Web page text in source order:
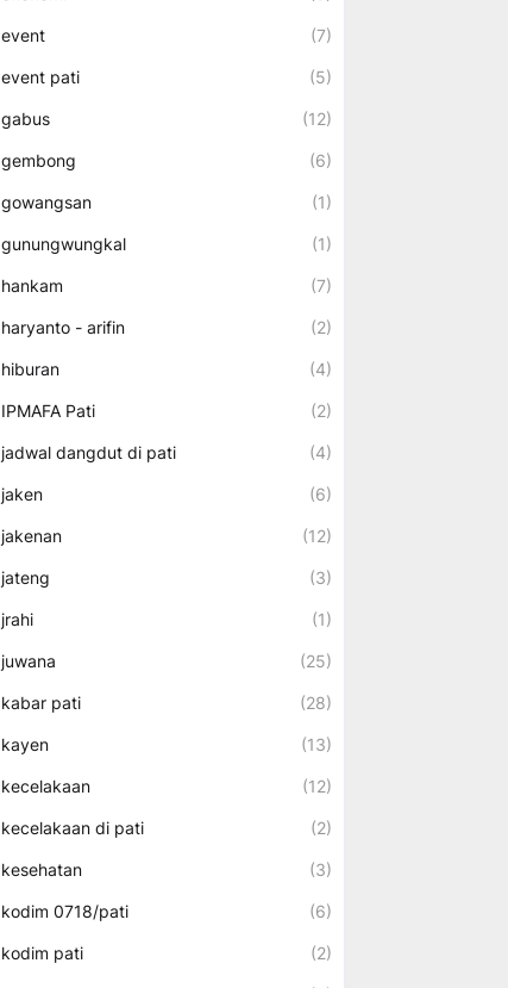
event (7)
event pati (5)
gabus (12)
gembong (6)
gowangsan (1)
gunungwungkal (1)
hankam (7)
haryanto - arifin (2)
hiburan (4)
IPMAFA Pati (2)
jadwal dangdut di pati (4)
jaken (6)
jakenan (12)
jateng (3)
jrahi (1)
juwana (25)
kabar pati (28)
kayen (13)
kecelakaan (12)
kecelakaan di pati (2)
kesehatan (3)
kodim 0718/pati (6)
kodim pati (2)